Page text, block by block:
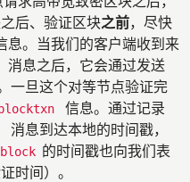
后、验证区块之前，尽快
息。当我们的客户端收到来
消息之后，它会通过发送
一旦这个对等节点验证完
信息。通过记录
消息到达本地的时间戳，
的时间戳也向我们表
时间）。